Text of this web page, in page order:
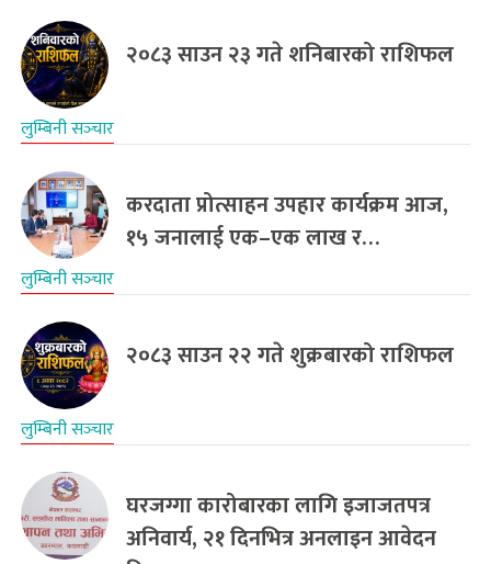
२०८३ साउन २३ गते शनिबारको राशिफल
लुम्बिनी सञ्‍चार
करदाता प्रोत्साहन उपहार कार्यक्रम आज,
१५ जनालाई एक–एक लाख र…
लुम्बिनी सञ्‍चार
२०८३ साउन २२ गते शुक्रबारको राशिफल
लुम्बिनी सञ्‍चार
घरजग्गा कारोबारका लागि इजाजतपत्र
अनिवार्य, २१ दिनभित्र अनलाइन आवेदन